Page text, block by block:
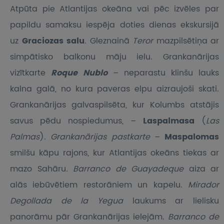
Atpūta pie Atlantijas okeāna vai pēc izvēles par
papildu samaksu iespēja doties dienas ekskursijā
uz Graciozas salu. Gleznainā Teror mazpilsētiņa ar
simpātisko balkonu māju ielu. Grankanārijas
vizītkarte Roque Nublo – neparastu klinšu lauks
kalna galā, no kura paveras elpu aizraujoši skati.
Grankanārijas galvaspilsēta, kur Kolumbs atstājis
savus pēdu nospiedumus, – Laspalmasa (Las
Palmas). Grankanārijas pastkarte – Maspalomas
smilšu kāpu rajons, kur Atlantijas okeāns tiekas ar
mazo Sahāru. Barranco de Guayadeque aiza ar
alās iebūvētiem restorāniem un kapelu. Mirador
Degollada de la Yegua laukums ar lielisku
panorāmu pār Grankanārijas ielejām. Barranco de